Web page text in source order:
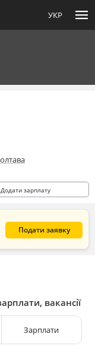
УКР menu
Додати зарплату
Подати заявку
вакансії
Зарплати